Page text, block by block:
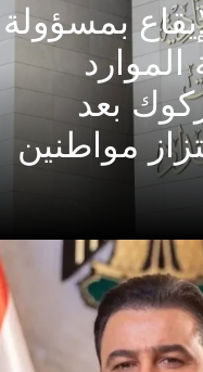
بمسؤولة
بعد
مواطنين